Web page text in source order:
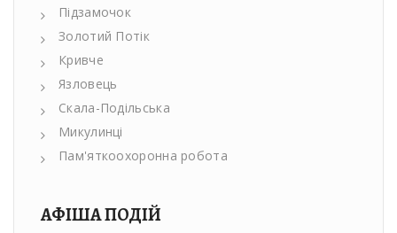
Підзамочок
Золотий Потік
Кривче
Язловець
Скала-Подільська
Микулинці
Пам'яткоохоронна робота
АФІША ПОДІЙ